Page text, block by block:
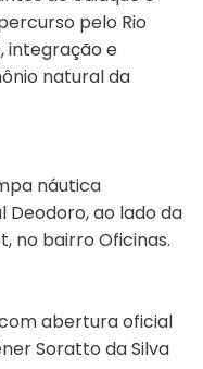
pelo Rio
integração e
natural da
náutica
Deodoro, ao lado da
no bairro Oficinas.
abertura oficial
Soratto da Silva